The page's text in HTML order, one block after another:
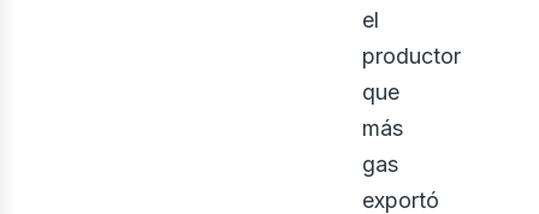
el
productor
que
más
gas
exportó